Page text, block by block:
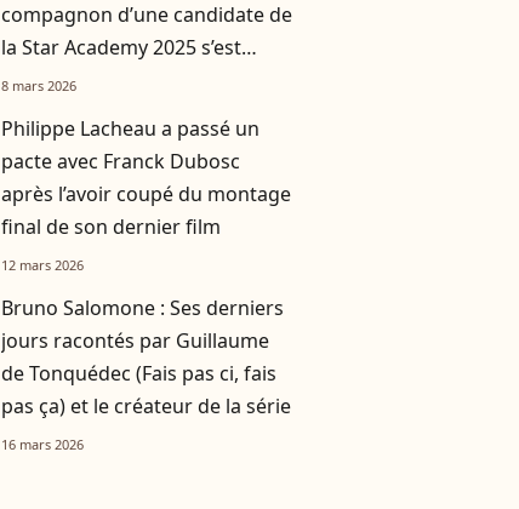
compagnon d’une candidate de
la Star Academy 2025 s’est
produit sur scène !
8 mars 2026
Philippe Lacheau a passé un
pacte avec Franck Dubosc
après l’avoir coupé du montage
final de son dernier film
12 mars 2026
Bruno Salomone : Ses derniers
jours racontés par Guillaume
de Tonquédec (Fais pas ci, fais
pas ça) et le créateur de la série
16 mars 2026